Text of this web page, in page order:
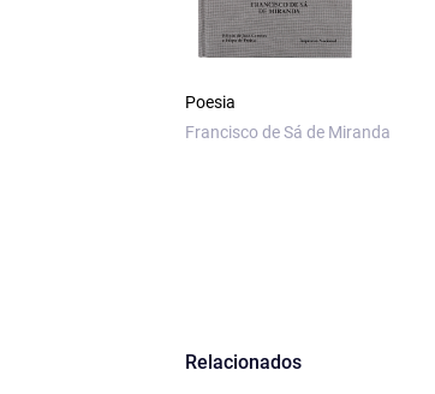
Poesia
Francisco de Sá de Miranda
Relacionados